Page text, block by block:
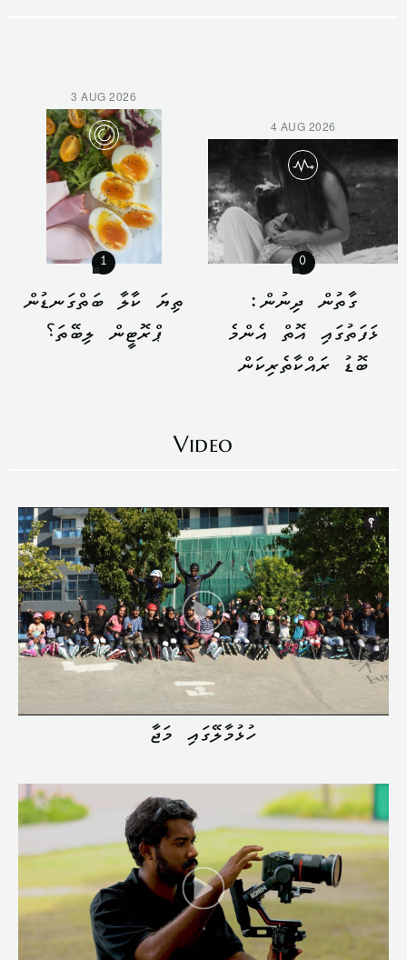
3 AUG 2026
1
ތިޔަ ކާލާ ބަތްގަނޑުން
ޕްރޮޓީން ލިބޭތަ؟
4 AUG 2026
0
ގާތުން ދިނުން:
ޅަފަތުގައި އޮތް އެންމެ
ބޮޑު ރައްކާތެރިކަން
Video
ހުޅުމާލޭގައި މަޖާ